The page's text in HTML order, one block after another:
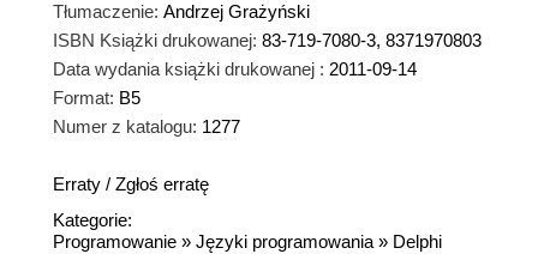
Tłumaczenie: Andrzej Grażyński
ISBN Książki drukowanej: 83-719-7080-3, 8371970803
Data wydania książki drukowanej : 2011-09-14
Format: B5
Numer z katalogu: 1277
Erraty / Zgłoś erratę
Kategorie:
Programowanie » Języki programowania » Delphi